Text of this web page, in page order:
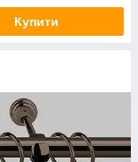
Купити